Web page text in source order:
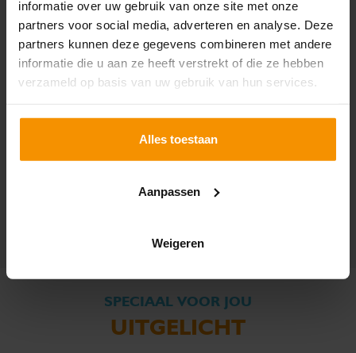
informatie over uw gebruik van onze site met onze
partners voor social media, adverteren en analyse. Deze
partners kunnen deze gegevens combineren met andere
informatie die u aan ze heeft verstrekt of die ze hebben
verzameld op basis van uw gebruik van hun services.
Alles toestaan
Aanpassen
Weigeren
DELEN
SPECIAAL VOOR JOU
UITGELICHT